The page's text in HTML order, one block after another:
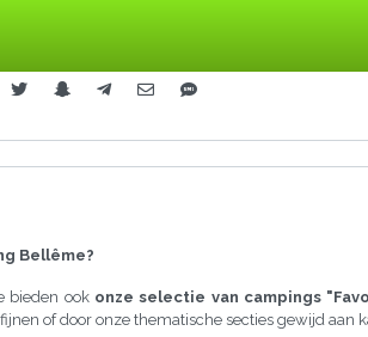
Bellême?
bieden ook onze selectie van campings
of door onze thematische secties gewijd aan